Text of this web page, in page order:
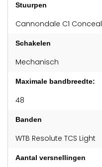
Stuurpen
Cannondale C1 Conceal
Schakelen
Mechanisch
Maximale bandbreedte:
48
Banden
WTB Resolute TCS Light
Aantal versnellingen